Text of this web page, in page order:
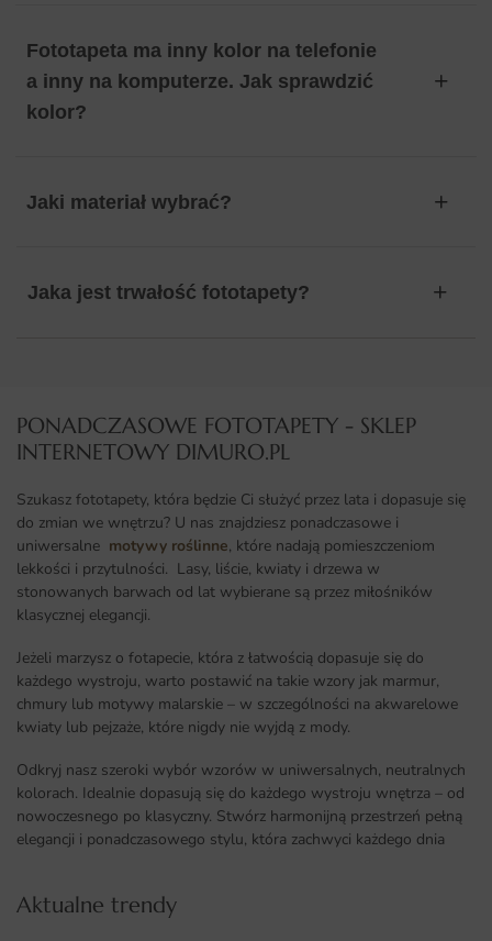
Fototapeta ma inny kolor na telefonie
a inny na komputerze. Jak sprawdzić
kolor?
Jaki materiał wybrać?
Jaka jest trwałość fototapety?
PONADCZASOWE FOTOTAPETY - SKLEP
INTERNETOWY DIMURO.PL​
Szukasz fototapety, która będzie Ci służyć przez lata i dopasuje się
do zmian we wnętrzu? U nas znajdziesz ponadczasowe i
uniwersalne motywy roślinne, które nadają pomieszczeniom
lekkości i przytulności. Lasy, liście, kwiaty i drzewa w
stonowanych barwach od lat wybierane są przez miłośników
klasycznej elegancji.
Jeżeli marzysz o fotapecie, która z łatwością dopasuje się do
każdego wystroju, warto postawić na takie wzory jak marmur,
chmury lub motywy malarskie – w szczególności na akwarelowe
kwiaty lub pejzaże, które nigdy nie wyjdą z mody.
Odkryj nasz szeroki wybór wzorów w uniwersalnych, neutralnych
kolorach. Idealnie dopasują się do każdego wystroju wnętrza – od
nowoczesnego po klasyczny. Stwórz harmonijną przestrzeń pełną
elegancji i ponadczasowego stylu, która zachwyci każdego dnia
Aktualne trendy​